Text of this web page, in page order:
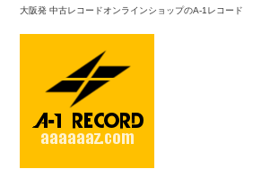
大阪発 中古レコードオンラインショップのA-1レコード